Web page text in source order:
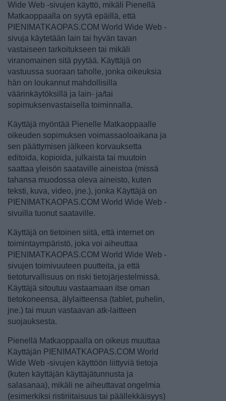
Wide Web -sivujen käyttö, mikäli Pienellä
Matkaoppaalla on syytä epäillä, että
PIENIMATKAOPAS.COM World Wide Web -
sivuja käytetään lain tai hyvän tavan
vastaiseen tarkoitukseen tai mikäli
viranomainen sitä pyytää. Käyttäjä on
vastuussa suoraan taholle, jonka oikeuksia
hän on loukannut mahdollisilla
väärinkäytöksillä ja lain- ja/tai
sopimuksenvastaisella toiminnalla.
Käyttäjä myöntää Pienelle Matkaoppaalle
oikeuden sopimuksen voimassaoloaikana ja
sen päättymisen jälkeen korvauksetta
editoida, kopioida, julkaista tai muutoin
saattaa yleisön saataville aineistoa (missä
tahansa muodossa oleva aineisto, kuten
teksti, kuva, video, jne.), jonka Käyttäjä on
PIENIMATKAOPAS.COM World Wide Web -
sivuilla tuonut saataville.
Käyttäjä on tietoinen siitä, että internet on
toimintaympäristö, joka voi aiheuttaa
PIENIMATKAOPAS.COM World Wide Web -
sivujen toimivuuteen puutteita, ja että
tietoturvallisuus on riski tietojärjestelmissä.
Käyttäjä sitoutuu vastaamaan itse oman
tietokoneensa, älylaitteensa (tablet, puhelin,
jne.) tai muun vastaavan atk-laitteen
suojauksesta.
Pienellä Matkaoppaalla on oikeus muuttaa
Käyttäjän PIENIMATKAOPAS.COM World
Wide Web -sivujen käyttöön liittyviä tietoja
(kuten käyttäjän käyttäjätunnusta ja
salasanaa), mikäli ne aiheuttavat ongelmia
(esimerkiksi ristiriitaisuus tai päällekkäisyys)